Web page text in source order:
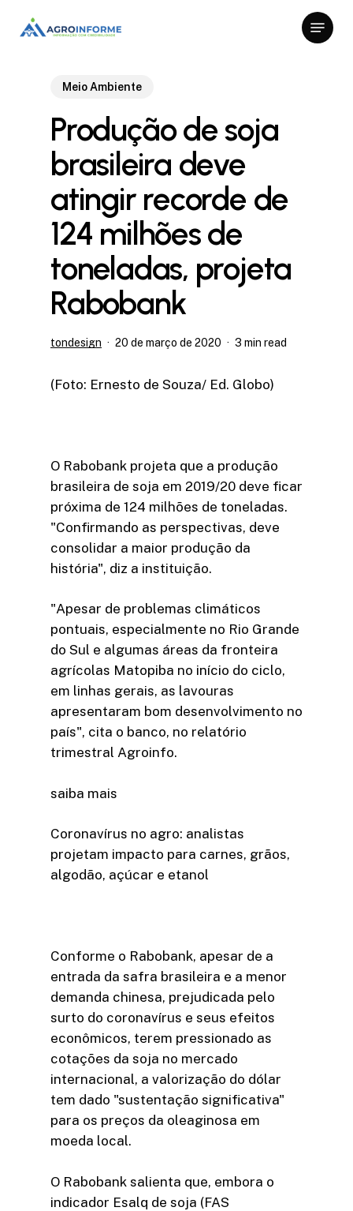
Menu
Meio Ambiente
Produção de soja
brasileira deve
atingir recorde de
124 milhões de
toneladas, projeta
Rabobank
tondesign 20 de março de 2020 3 min read
(Foto: Ernesto de Souza/ Ed. Globo)
O Rabobank projeta que a produção
brasileira de soja em 2019/20 deve ficar
próxima de 124 milhões de toneladas.
"Confirmando as perspectivas, deve
consolidar a maior produção da
história", diz a instituição.
"Apesar de problemas climáticos
pontuais, especialmente no Rio Grande
do Sul e algumas áreas da fronteira
agrícolas Matopiba no início do ciclo,
em linhas gerais, as lavouras
apresentaram bom desenvolvimento no
país", cita o banco, no relatório
trimestral Agroinfo.
saiba mais
Coronavírus no agro: analistas
projetam impacto para carnes, grãos,
algodão, açúcar e etanol
Conforme o Rabobank, apesar de a
entrada da safra brasileira e a menor
demanda chinesa, prejudicada pelo
surto do coronavírus e seus efeitos
econômicos, terem pressionado as
cotações da soja no mercado
internacional, a valorização do dólar
tem dado "sustentação significativa"
para os preços da oleaginosa em
moeda local.
O Rabobank salienta que, embora o
indicador Esalq de soja (FAS